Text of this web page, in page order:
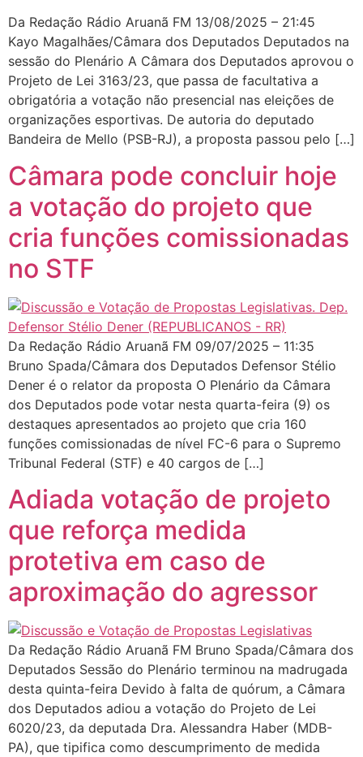
Da Redação Rádio Aruanã FM 13/08/2025 – 21:45
Kayo Magalhães/Câmara dos Deputados Deputados na
sessão do Plenário A Câmara dos Deputados aprovou o
Projeto de Lei 3163/23, que passa de facultativa a
obrigatória a votação não presencial nas eleições de
organizações esportivas. De autoria do deputado
Bandeira de Mello (PSB-RJ), a proposta passou pelo […]
Câmara pode concluir hoje
a votação do projeto que
cria funções comissionadas
no STF
Da Redação Rádio Aruanã FM 09/07/2025 – 11:35
Bruno Spada/Câmara dos Deputados Defensor Stélio
Dener é o relator da proposta O Plenário da Câmara
dos Deputados pode votar nesta quarta-feira (9) os
destaques apresentados ao projeto que cria 160
funções comissionadas de nível FC-6 para o Supremo
Tribunal Federal (STF) e 40 cargos de […]
Adiada votação de projeto
que reforça medida
protetiva em caso de
aproximação do agressor
Da Redação Rádio Aruanã FM Bruno Spada/Câmara dos
Deputados Sessão do Plenário terminou na madrugada
desta quinta-feira Devido à falta de quórum, a Câmara
dos Deputados adiou a votação do Projeto de Lei
6020/23, da deputada Dra. Alessandra Haber (MDB-
PA), que tipifica como descumprimento de medida